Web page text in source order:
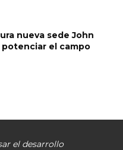
nueva sede John
potenciar el campo
el desarrollo